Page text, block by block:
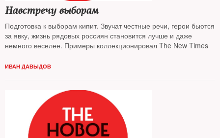
Навстречу выборам
Подготовка к выборам кипит. Звучат честные речи, герои бьются
за явку, жизнь рядовых россиян становится лучше и даже
немного веселее. Примеры коллекционировал The New Times
ИВАН ДАВЫДОВ